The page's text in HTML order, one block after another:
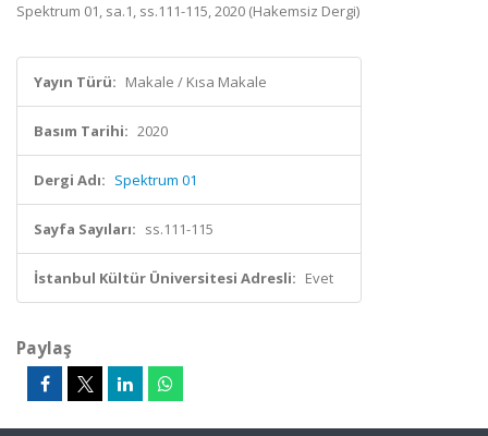
Spektrum 01, sa.1, ss.111-115, 2020 (Hakemsiz Dergi)
Yayın Türü: Makale / Kısa Makale
Basım Tarihi: 2020
Dergi Adı: Spektrum 01
Sayfa Sayıları: ss.111-115
İstanbul Kültür Üniversitesi Adresli: Evet
Paylaş